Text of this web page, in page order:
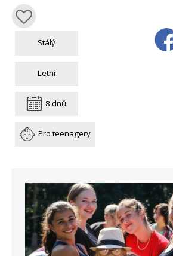
Stálý
Letní
8 dnů
Pro teenagery